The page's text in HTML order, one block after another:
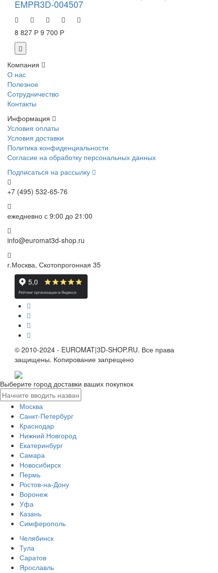
EMPR3D-004507
8 827 Р 9 700 Р
Компания
О нас
Полезное
Сотрудничество
Контакты
Информация
Условия оплаты
Условия доставки
Политика конфиденциальности
Согласие на обработку персональных данных
Подписаться на рассылку
+7 (495) 532-65-76
ежедневно с 9:00 до 21:00
info@euromat3d-shop.ru
г.Москва, Скотопрогонная 35
© 2010-2024 - EUROMAT|3D-SHOP.RU. Все права
защищены. Копирование запрещено
Выберите город доставки ваших покупкок
Москва
Санкт-Петербург
Краснодар
Нижний Новгород
Екатеринбург
Самара
Новосибирск
Пермь
Ростов-на-Дону
Воронеж
Уфа
Казань
Симферополь
Челябинск
Тула
Саратов
Ярославль